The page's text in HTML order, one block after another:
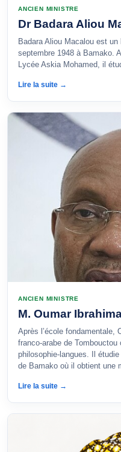
ANCIEN MINISTRE
Dr Badara Aliou
Badara Aliou Macalou est
septembre 1948 à Bamako.
Lycée Askia Mohamed, il
Lire la suite →
ANCIEN MINISTRE
M. Oumar
Après l’école fondamentale,
franco-arabe de
philosophie-langues. Il
de Bamako où il obtient une
Lire la suite →